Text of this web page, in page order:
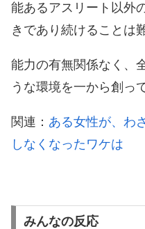
能あるアスリート以外
きであり続けることは
能力の有無関係なく、
うな環境を一から創っ
関連： ある女性が、わ
しなくなったワケは
みんなの反応